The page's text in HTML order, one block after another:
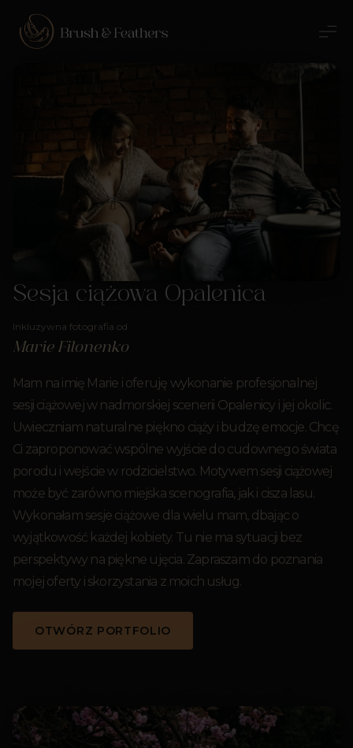
Sesja ciążowa Opalenica
Inkluzywna fotografia od
Marie Filonenko
Mam na imię Marie i oferuję wykonanie profesjonalnej
sesji ciążowej w nadmorskiej scenerii Opalenicy i jej okolic.
Uwieczniam naturalne piękno ciąży i budzę emocje. Chcę
Ci zaproponować wspólne wyjście do cudownego świata
porodu i wejście w rodzicielstwo. Motywem sesji ciążowej
może być zarówno miejska scenografia, jak i cisza lasu.
Wykonałam sesje ciążowe dla wielu mam, dbając o
wyjątkowość każdej kobiety. Tu nie ma sytuacji bez
perspektywy na piękne ujęcia. Zapraszam do poznania
mojej oferty i skorzystania z moich usług.
OTWÓRZ PORTFOLIO